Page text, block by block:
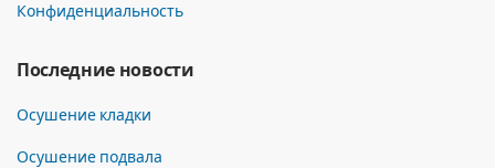
Конфиденциальность
Последние новости
Осушение кладки
Осушение подвала